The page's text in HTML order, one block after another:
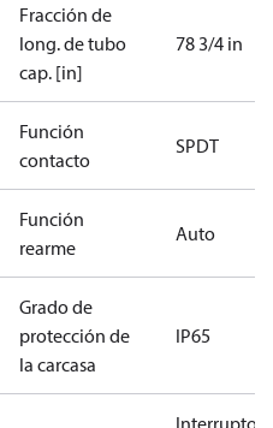
Fracción de
long. de tubo
cap. [in]
78 3/4 in
Función
contacto
SPDT
Función
rearme
Auto
Grado de
protección de
la carcasa
IP65
Interruptores